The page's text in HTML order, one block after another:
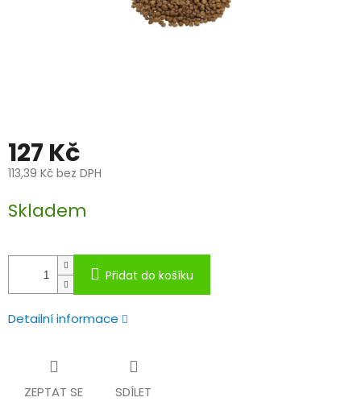
127 Kč
113,39 Kč bez DPH
cena:
Skladem
Přidat do košíku
Detailní informace
ZEPTAT SE SDÍLET